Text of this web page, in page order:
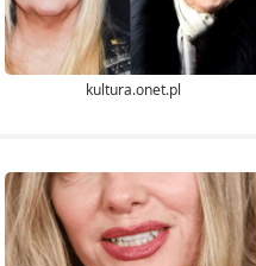
kultura.onet.pl